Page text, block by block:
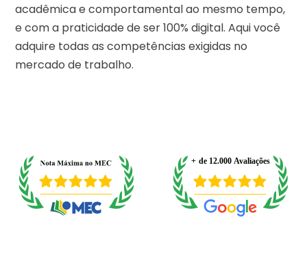
acadêmica e comportamental ao mesmo tempo,
e com a praticidade de ser 100% digital. Aqui você
adquire todas as competências exigidas no
mercado de trabalho.